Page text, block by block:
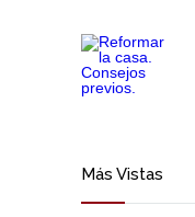
Más Vistas